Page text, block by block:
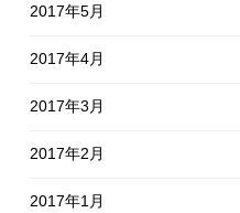
2017年5月
2017年4月
2017年3月
2017年2月
2017年1月